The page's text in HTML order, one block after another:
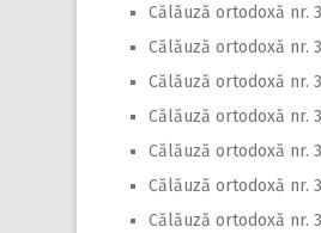
Călăuză ortodoxă nr.
Călăuză ortodoxă nr.
Călăuză ortodoxă nr.
Călăuză ortodoxă nr.
Călăuză ortodoxă nr.
Călăuză ortodoxă nr.
Călăuză ortodoxă nr.